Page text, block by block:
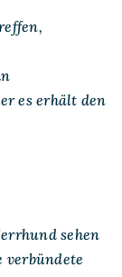
es erhält den
sehen
verbündete